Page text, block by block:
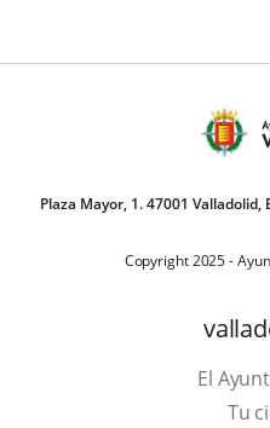
Plaza Mayor, 1. 47001 Valladolid,
Copyright 2025 -
El
Tu